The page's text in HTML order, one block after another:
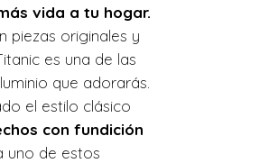
vida a tu hogar.
piezas originales y
es una de las
que adorarás.
el estilo clásico
con fundición
uno de estos